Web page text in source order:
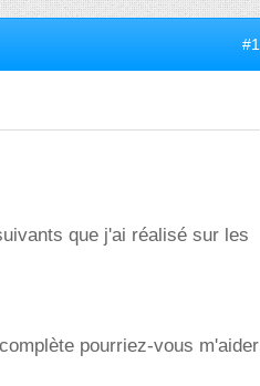
#1
que j'ai réalisé sur les
pourriez-vous m'aider